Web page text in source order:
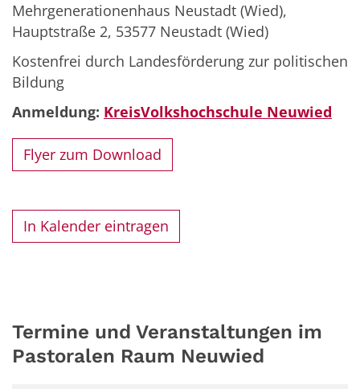
Mehrgenerationenhaus Neustadt (Wied),
Hauptstraße 2, 53577 Neustadt (Wied)
Kostenfrei durch Landesförderung zur politischen
Bildung
Anmeldung: KreisVolkshochschule Neuwied
Flyer zum Download
In Kalender eintragen
Termine und Veranstaltungen im
Pastoralen Raum Neuwied